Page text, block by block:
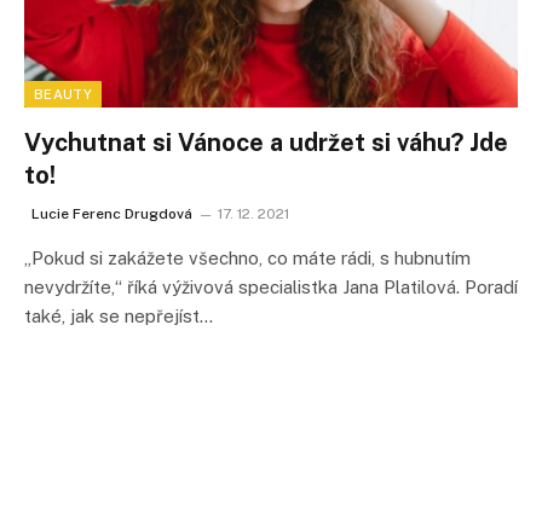
BEAUTY
Vychutnat si Vánoce a udržet si váhu? Jde
to!
Lucie Ferenc Drugdová 17. 12. 2021
„Pokud si zakážete všechno, co máte rádi, s hubnutím
nevydržíte,“ říká výživová specialistka Jana Platilová. Poradí
také, jak se nepřejíst…